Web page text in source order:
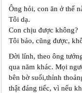
Ông hỏi, con ăn ở thế
Tôi dạ.
Con chịu được không?
Tôi bảo, cũng được,
Đời lính, theo ông
qua năm khác. Mọi
bên bờ suối,thỉnh
thật đáng tiếc, vì nếu